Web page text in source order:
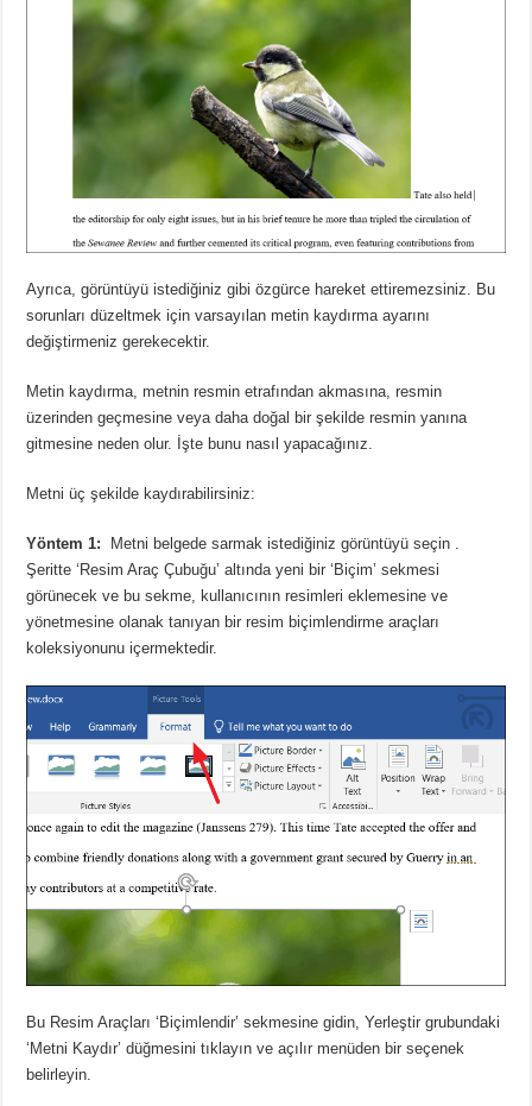
Ayrıca, görüntüyü istediğiniz gibi özgürce hareket ettiremezsiniz.
Bu
sorunları düzeltmek için varsayılan metin kaydırma ayarını
değiştirmeniz gerekecektir.
Metin kaydırma, metnin resmin etrafından akmasına, resmin
üzerinden geçmesine veya daha doğal bir şekilde resmin yanına
gitmesine neden olur.
İşte bunu nasıl yapacağınız.
Metni üç şekilde kaydırabilirsiniz:
Yöntem 1: Metni belgede sarmak istediğinizgörüntüyü seçin
Şeritte ‘Resim Araç Çubuğu’ altında yeni bir ‘Biçim’ sekmesi
görünecek ve bu sekme, kullanıcının resimleri eklemesine ve
yönetmesine olanak tanıyan bir resim biçimlendirme araçları
koleksiyonunu içermektedir.
Bu Resim Araçları ‘Biçimlendir’ sekmesine gidin, Yerleştir grubundaki
‘Metni Kaydır’ düğmesini tıklayın ve açılır menüden bir seçenek
belirleyin.